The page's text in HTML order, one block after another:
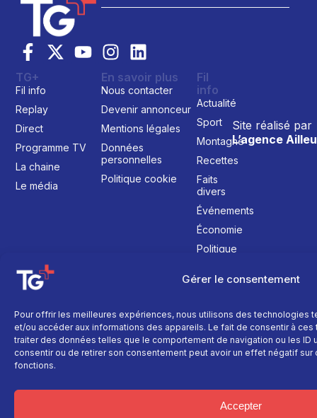
Gérer le consentement
Pour offrir les meilleures expériences, nous utilisons des technologies
et/ou accéder aux informations des appareils. Le fait de consentir à
traiter des données telles que le comportement de navigation ou les ID
consentir ou de retirer son consentement peut avoir un effet négatif
fonctions.
Accepter
Site réalisé par
L’agence
TG+
Fil info
Replay
Direct
Programme TV
La chaine
Le média
En savoir plus
Nous contacter
Devenir annonceur
Mentions légales
Données
personnelles
Politique cookie
Fil
info
Actualité
Sport
Montagne
Recettes
Faits
divers
Événements
Économie
Politique